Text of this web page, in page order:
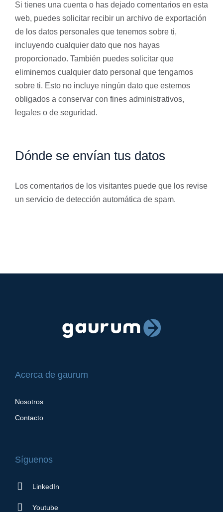
Si tienes una cuenta o has dejado comentarios en esta
web, puedes solicitar recibir un archivo de exportación
de los datos personales que tenemos sobre ti,
incluyendo cualquier dato que nos hayas
proporcionado. También puedes solicitar que
eliminemos cualquier dato personal que tengamos
sobre ti. Esto no incluye ningún dato que estemos
obligados a conservar con fines administrativos,
legales o de seguridad.
Dónde se envían tus datos
Los comentarios de los visitantes puede que los revise
un servicio de detección automática de spam.
Acerca de gaurum
Nosotros
Contacto
Síguenos
LinkedIn
Youtube